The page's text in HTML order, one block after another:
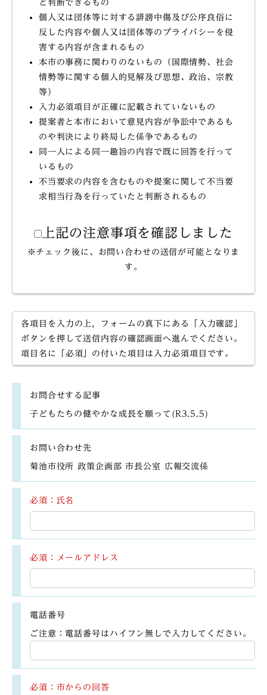
と判断できるもの
個人又は団体等に対する誹謗中傷及び公序良俗に
反した内容や個人又は団体等のプライバシーを侵
害する内容が含まれるもの
本市の事務に関わりのないもの（国際情勢、社会
情勢等に関する個人的見解及び思想、政治、宗教
等）
入力必須項目が正確に記載されていないもの
提案者と本市において意見内容が争訟中であるも
のや判決により終局した係争であるもの
同一人による同一趣旨の内容で既に回答を行って
いるもの
不当要求の内容を含むものや提案に関して不当要
求相当行為を行っていたと判断されるもの
上記の注意事項を確認しました
※チェック後に、お問い合わせの送信が可能となりま
す。
各項目を入力の上，フォームの真下にある「入力確認」
ボタンを押して送信内容の確認画面へ進んでください。
項目名に「必須」の付いた項目は入力必須項目です。
お問合せする記事
子どもたちの健やかな成長を願って(R3.5.5)
お問い合わせ先
菊池市役所 政策企画部 市長公室 広報交流係
必須：氏名
必須：メールアドレス
電話番号
ご注意：電話番号はハイフン無しで入力してください。
必須：市からの回答